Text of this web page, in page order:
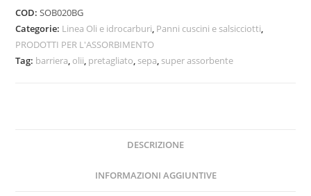
COD:SOB020BG
Categorie: Linea Oli e idrocarburi, Panni cuscini e salsicciotti,
PRODOTTI PER L'ASSORBIMENTO
Tag: barriera, olii, pretagliato, sepa, super assorbente
DESCRIZIONE
INFORMAZIONI AGGIUNTIVE